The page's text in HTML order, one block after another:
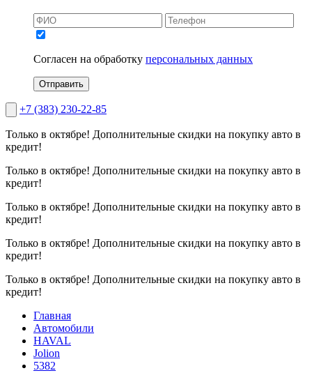
Согласен на обработку персональных данных
Отправить
+7 (383) 230-22-85
Только в октябре! Дополнительные скидки на покупку авто в
кредит!
Только в октябре! Дополнительные скидки на покупку авто в
кредит!
Только в октябре! Дополнительные скидки на покупку авто в
кредит!
Только в октябре! Дополнительные скидки на покупку авто в
кредит!
Только в октябре! Дополнительные скидки на покупку авто в
кредит!
Главная
Автомобили
HAVAL
Jolion
5382